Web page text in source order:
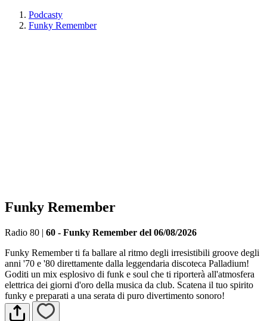
Podcasty
Funky Remember
Funky Remember
Radio 80 | 60 - Funky Remember del 06/08/2026
Funky Remember ti fa ballare al ritmo degli irresistibili groove degli
anni '70 e '80 direttamente dalla leggendaria discoteca Palladium!
Goditi un mix esplosivo di funk e soul che ti riporterà all'atmosfera
elettrica dei giorni d'oro della musica da club. Scatena il tuo spirito
funky e preparati a una serata di puro divertimento sonoro!